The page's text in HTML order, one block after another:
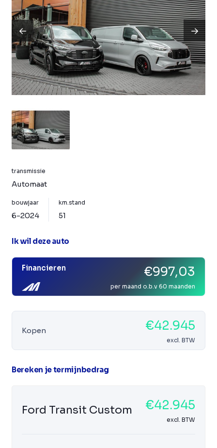
transmissie
Automaat
bouwjaar
6-2024
km.stand
51
Ik wil deze auto
Financieren €997,03
per maand o.b.v 60 maanden
Kopen €42.945
excl. BTW
Bereken je termijnbedrag
Ford Transit Custom €42.945
excl. BTW